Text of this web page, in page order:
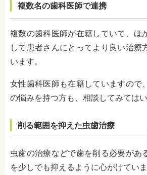
複数名の歯科医師で連携
複数の歯科医師が在籍していて、ほ
して患者さんにとってより良い治療
います。
女性歯科医師も在籍していますので
の悩みを持つ方も、相談してみては
削る範囲を抑えた虫歯治療
虫歯の治療などで歯を削る必要があ
を少しでも抑えるように心がけていま